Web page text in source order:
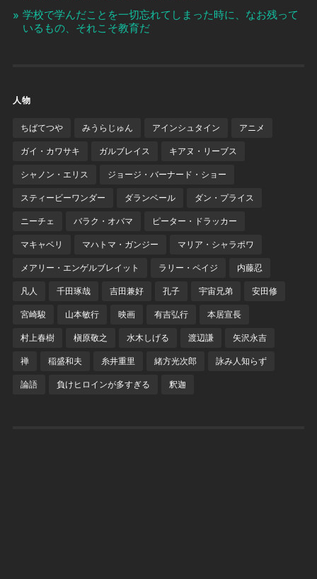
学校で学んだことを一切忘れてしまった時に、なお残って
いるもの、それこそ教育だ
人物
ちばてつや みうらじゅん アインシュタイン アニメ
ガイ・カワサキ ガルブレイス キアヌ・リーブス
シャノン・エリス ジョージ・バーナード・ショー
スティービーワンダー ダランベール ダン・プライス
ニーチェ バラク・オバマ ピーター・ドラッカー
マキャベリ マハトマ・ガンジー マリア・シャラポワ
メアリー・エンゲルブレイット ラリー・ペイジ 内藤忍
凡人 千田琢哉 吉田兼好 孔子 宇宙兄弟 安田修
宮崎駿 山本敏行 映画 有吉弘行 本居宣長
村上春樹 槇原敬之 水木しげる 渡辺謙 矢沢永吉
禅 稲盛和夫 糸井重里 緒方光次郎 詠み人知らず
論語 負けヒロインが多すぎる 釈迦